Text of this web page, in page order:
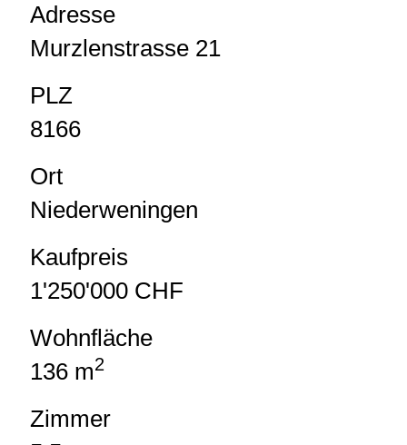
Adresse
Murzlenstrasse 21
PLZ
8166
Ort
Niederweningen
Kaufpreis
1'250'000 CHF
Wohnfläche
136 m2
Zimmer